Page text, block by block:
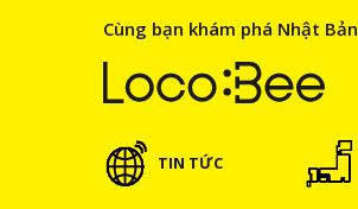
Cùng bạn khám phá Nhật Bản
TIN TỨC